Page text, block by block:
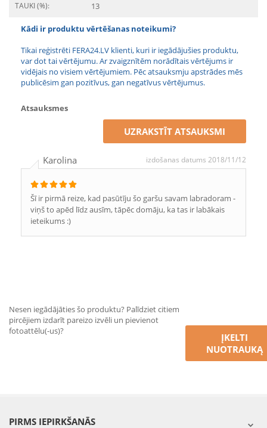
TAUKI (%): 13
Kādi ir produktu vērtēšanas noteikumi?
Tikai reģistrēti FERA24.LV klienti, kuri ir iegādājušies produktu,
var dot tai vērtējumu. Ar zvaigznītēm norādītais vērtējums ir
vidējais no visiem vērtējumiem. Pēc atsauksmju apstrādes mēs
publicēsim gan pozitīvus, gan negatīvus vērtējumus.
Atsauksmes
UZRAKSTĪT ATSAUKSMI
Karolina izdošanas datums 2018/11/12
Šī ir pirmā reize, kad pasūtīju šo garšu savam labradoram -
viņš to apēd līdz ausīm, tāpēc domāju, ka tas ir labākais
ieteikums :)
Nesen iegādājāties šo produktu? Palīdziet citiem
pircējiem izdarīt pareizo izvēli un pievienot
fotoattēlu(-us)?
ĮKELTI
NUOTRAUKĄ
PIRMS IEPIRKŠANĀS